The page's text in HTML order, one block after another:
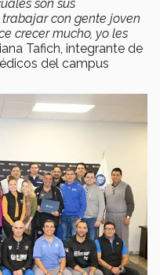
son sus
con gente joven
crecer mucho, yo les
Tafich, integrante de
del campus